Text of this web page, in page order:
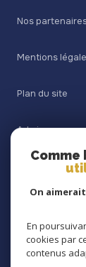
Nos
Mentions
Plan du site
Admin
Nos honoraires
Cookies
Comme
On
En
cookies par
contenus